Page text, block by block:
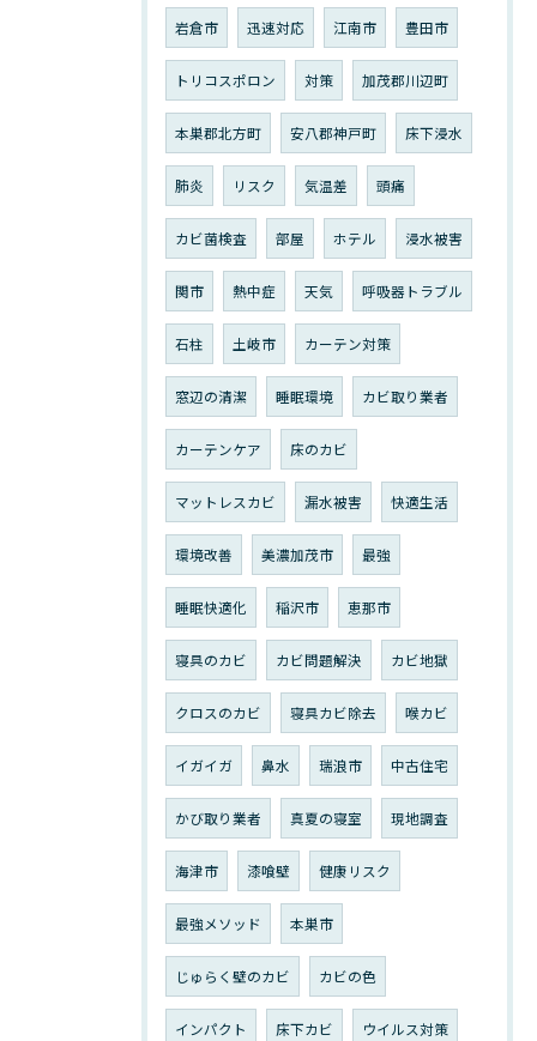
岩倉市 迅速対応 江南市 豊田市
トリコスポロン 対策 加茂郡川辺町
本巣郡北方町 安八郡神戸町 床下浸水
肺炎 リスク 気温差 頭痛
カビ菌検査 部屋 ホテル 浸水被害
関市 熱中症 天気 呼吸器トラブル
石柱 土岐市 カーテン対策
窓辺の清潔 睡眠環境 カビ取り業者
カーテンケア 床のカビ
マットレスカビ 漏水被害 快適生活
環境改善 美濃加茂市 最強
睡眠快適化 稲沢市 恵那市
寝具のカビ カビ問題解決 カビ地獄
クロスのカビ 寝具カビ除去 喉カビ
イガイガ 鼻水 瑞浪市 中古住宅
かび取り業者 真夏の寝室 現地調査
海津市 漆喰壁 健康リスク
最強メソッド 本巣市
じゅらく壁のカビ カビの色
インパクト 床下カビ ウイルス対策